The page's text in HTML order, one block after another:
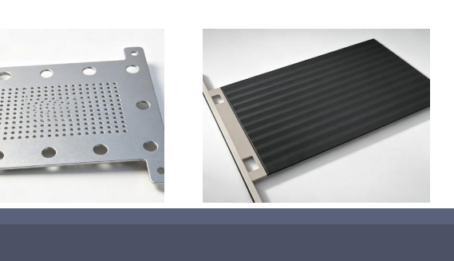
超声波喷涂钛基二氧化铅
阳极